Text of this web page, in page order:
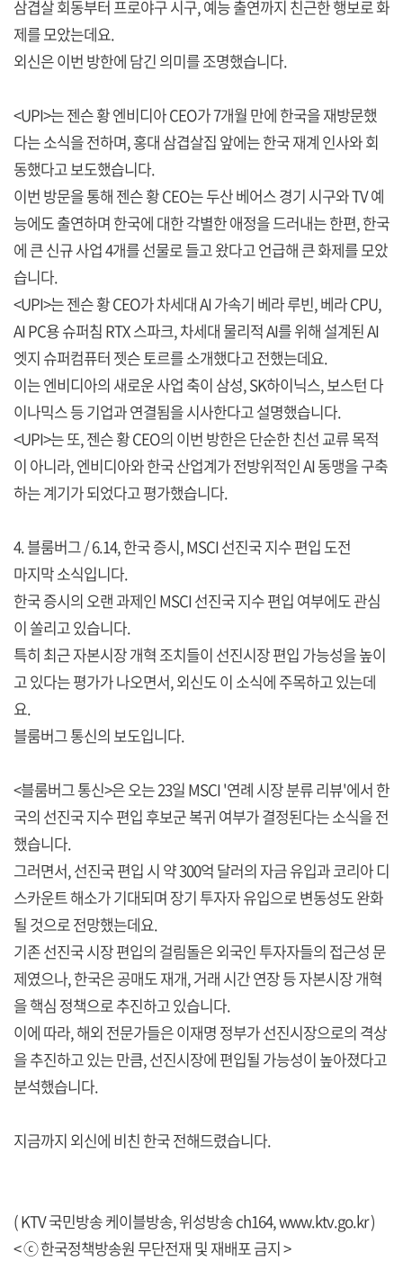
삼겹살 회동부터 프로야구 시구, 예능 출연까지 친근한 행보로 화
제를 모았는데요.
외신은 이번 방한에 담긴 의미를 조명했습니다.
<UPI>는 젠슨 황 엔비디아 CEO가 7개월 만에 한국을 재방문했
다는 소식을 전하며, 홍대 삼겹살집 앞에는 한국 재계 인사와 회
동했다고 보도했습니다.
이번 방문을 통해 젠슨 황 CEO는 두산 베어스 경기 시구와 TV 예
능에도 출연하며 한국에 대한 각별한 애정을 드러내는 한편, 한국
에 큰 신규 사업 4개를 선물로 들고 왔다고 언급해 큰 화제를 모았
습니다.
<UPI>는 젠슨 황 CEO가 차세대 AI 가속기 베라 루빈, 베라 CPU,
AI PC용 슈퍼침 RTX 스파크, 차세대 물리적 AI를 위해 설계된 AI
엣지 슈퍼컴퓨터 젯슨 토르를 소개했다고 전했는데요.
이는 엔비디아의 새로운 사업 축이 삼성, SK하이닉스, 보스턴 다
이나믹스 등 기업과 연결됨을 시사한다고 설명했습니다.
<UPI>는 또, 젠슨 황 CEO의 이번 방한은 단순한 친선 교류 목적
이 아니라, 엔비디아와 한국 산업계가 전방위적인 AI 동맹을 구축
하는 계기가 되었다고 평가했습니다.
4. 블룸버그 / 6.14, 한국 증시, MSCI 선진국 지수 편입 도전
마지막 소식입니다.
한국 증시의 오랜 과제인 MSCI 선진국 지수 편입 여부에도 관심
이 쏠리고 있습니다.
특히 최근 자본시장 개혁 조치들이 선진시장 편입 가능성을 높이
고 있다는 평가가 나오면서, 외신도 이 소식에 주목하고 있는데
요.
블룸버그 통신의 보도입니다.
<블룸버그 통신>은 오는 23일 MSCI '연례 시장 분류 리뷰'에서 한
국의 선진국 지수 편입 후보군 복귀 여부가 결정된다는 소식을 전
했습니다.
그러면서, 선진국 편입 시 약 300억 달러의 자금 유입과 코리아 디
스카운트 해소가 기대되며 장기 투자자 유입으로 변동성도 완화
될 것으로 전망했는데요.
기존 선진국 시장 편입의 걸림돌은 외국인 투자자들의 접근성 문
제였으나, 한국은 공매도 재개, 거래 시간 연장 등 자본시장 개혁
을 핵심 정책으로 추진하고 있습니다.
이에 따라, 해외 전문가들은 이재명 정부가 선진시장으로의 격상
을 추진하고 있는 만큼, 선진시장에 편입될 가능성이 높아졌다고
분석했습니다.
지금까지 외신에 비친 한국 전해드렸습니다.
( KTV 국민방송 케이블방송, 위성방송 ch164,www.ktv.go.kr)
< ⓒ 한국정책방송원 무단전재 및 재배포 금지 >